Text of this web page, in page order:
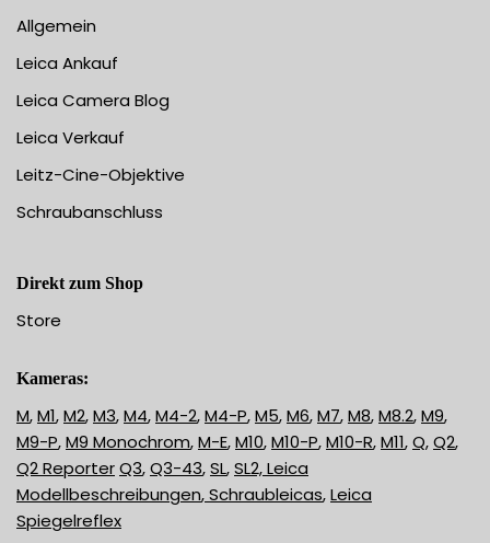
Allgemein
Leica Ankauf
Leica Camera Blog
Leica Verkauf
Leitz-Cine-Objektive
Schraubanschluss
Direkt zum Shop
Store
Kameras:
M,M1,M2,M3,M4,M4-2,M4-P,M5,M6,M7,M8,M8.2,M9,
M9-P,M9 Monochrom,M-E,M10,M10-P,M10-R,M11,Q,Q2,
Q2 ReporterQ3,Q3-43,SL,SL2,Leica
Modellbeschreibungen,Schraubleicas,Leica
Spiegelreflex